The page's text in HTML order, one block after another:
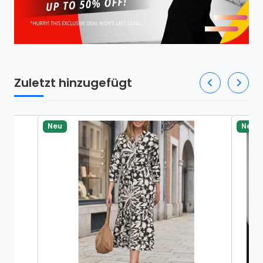
Zuletzt hinzugefügt
Neu Neu